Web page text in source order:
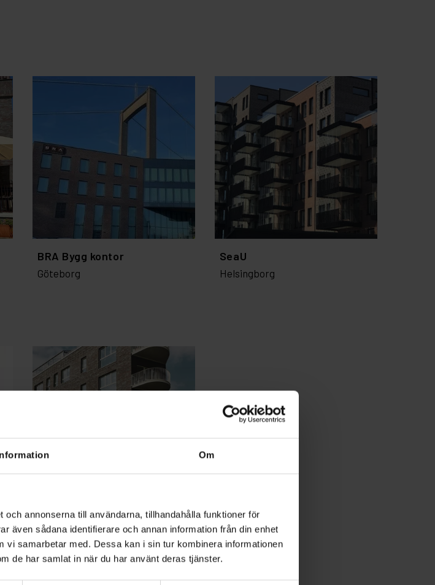
Om
annonserna till användarna, tillhandahålla funktioner för
även sådana identifierare och annan information från din enhet
vi samarbetar med. Dessa kan i sin tur kombinera informationen
de har samlat in när du har använt deras tjänster.
BRA Bygg kontor
Göteborg
SeaU
Helsingborg
Rhododendron Hus
Köpenhamn